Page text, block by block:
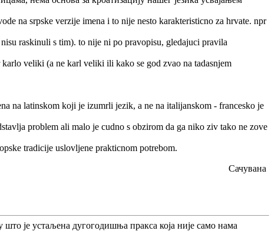
na srpske verzije imena i to nije nesto karakteristicno za hrvate. npr
raskinuli s tim). to nije ni po pravopisu, gledajuci pravila
veliki (a ne karl veliki ili kako se god zvao na tadasnjem
na latinskom koji je izumrli jezik, a ne na italijanskom - francesko je
problem ali malo je cudno s obzirom da ga niko ziv tako ne zove
tradicije uslovljene prakticnom potrebom.
Сачувана
је устаљена дугогодишња пракса која није само нама